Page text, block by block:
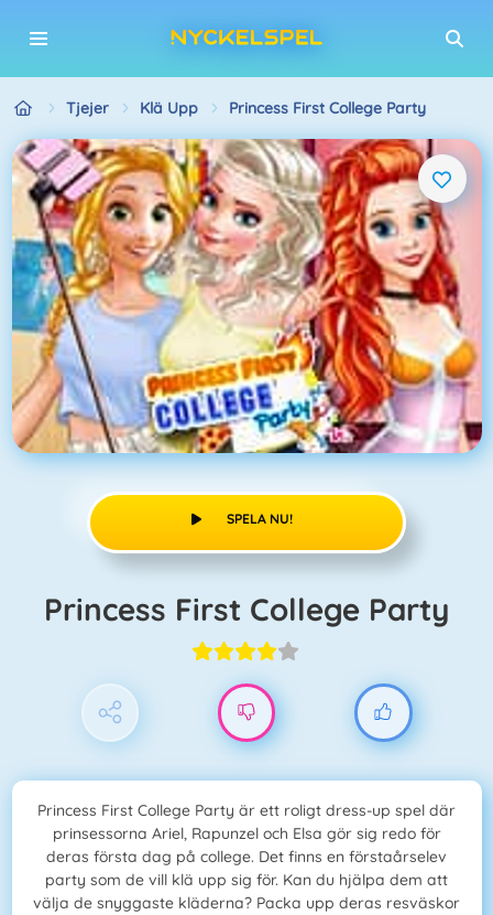
Tjejer Klä Upp Princess First College Party
SPELA NU!
Princess First College Party
Princess First College Party är ett roligt dress-up spel där
prinsessorna Ariel, Rapunzel och Elsa gör sig redo för
deras första dag på college. Det finns en förstaårselev
party som de vill klä upp sig för. Kan du hjälpa dem att
välja de snyggaste kläderna? Packa upp deras resväskor